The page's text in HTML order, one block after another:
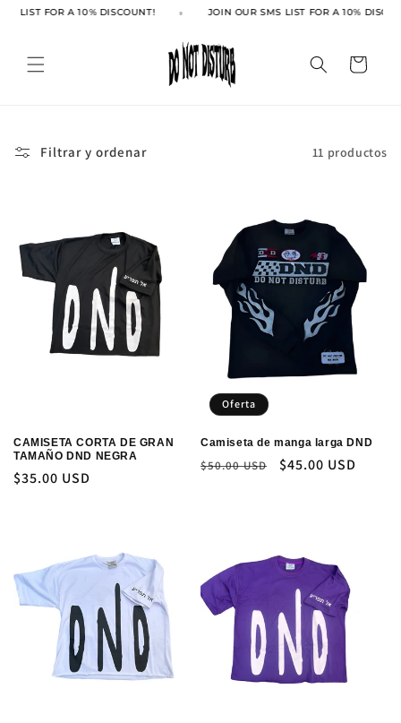
directamente
LIST FOR A 10% DISCOUNT! JOIN OUR SMS LIST FOR A 10%
Carrito
Filtrar y ordenar 11 productos
CAMISETA CORTA DE GRAN
TAMAÑO DND NEGRA
Precio
$35.00 USD
Oferta
Camiseta de manga larga DND
Precio
$50.00 USD
Precio
$45.00 USD